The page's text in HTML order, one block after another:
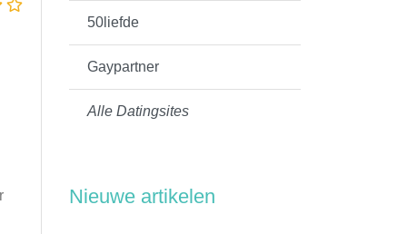
50liefde
Gaypartner
Alle Datingsites
Nieuwe artikelen